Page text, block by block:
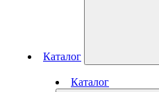
Каталог
Каталог